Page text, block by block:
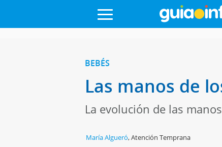
BEBÉS
Las manos de
La evolución de las
María Algueró,Atención Temprana